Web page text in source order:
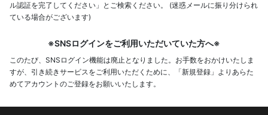
ル認証を完了してください」とご検索ください。 (迷惑メールに振り分けられ
ている場合がございます)
※SNSログインをご利用いただいていた方へ※
このたび、SNSログイン機能は廃止となりました。お手数をおかけいたしま
すが、引き続きサービスをご利用いただくために、「新規登録」よりあらた
めてアカウントのご登録をお願いいたします。